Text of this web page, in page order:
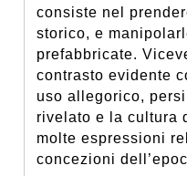
consiste nel
storico, e
prefabbricate.
contrasto evidente
uso allegorico,
rivelato e la cultura
molte espressioni
concezioni